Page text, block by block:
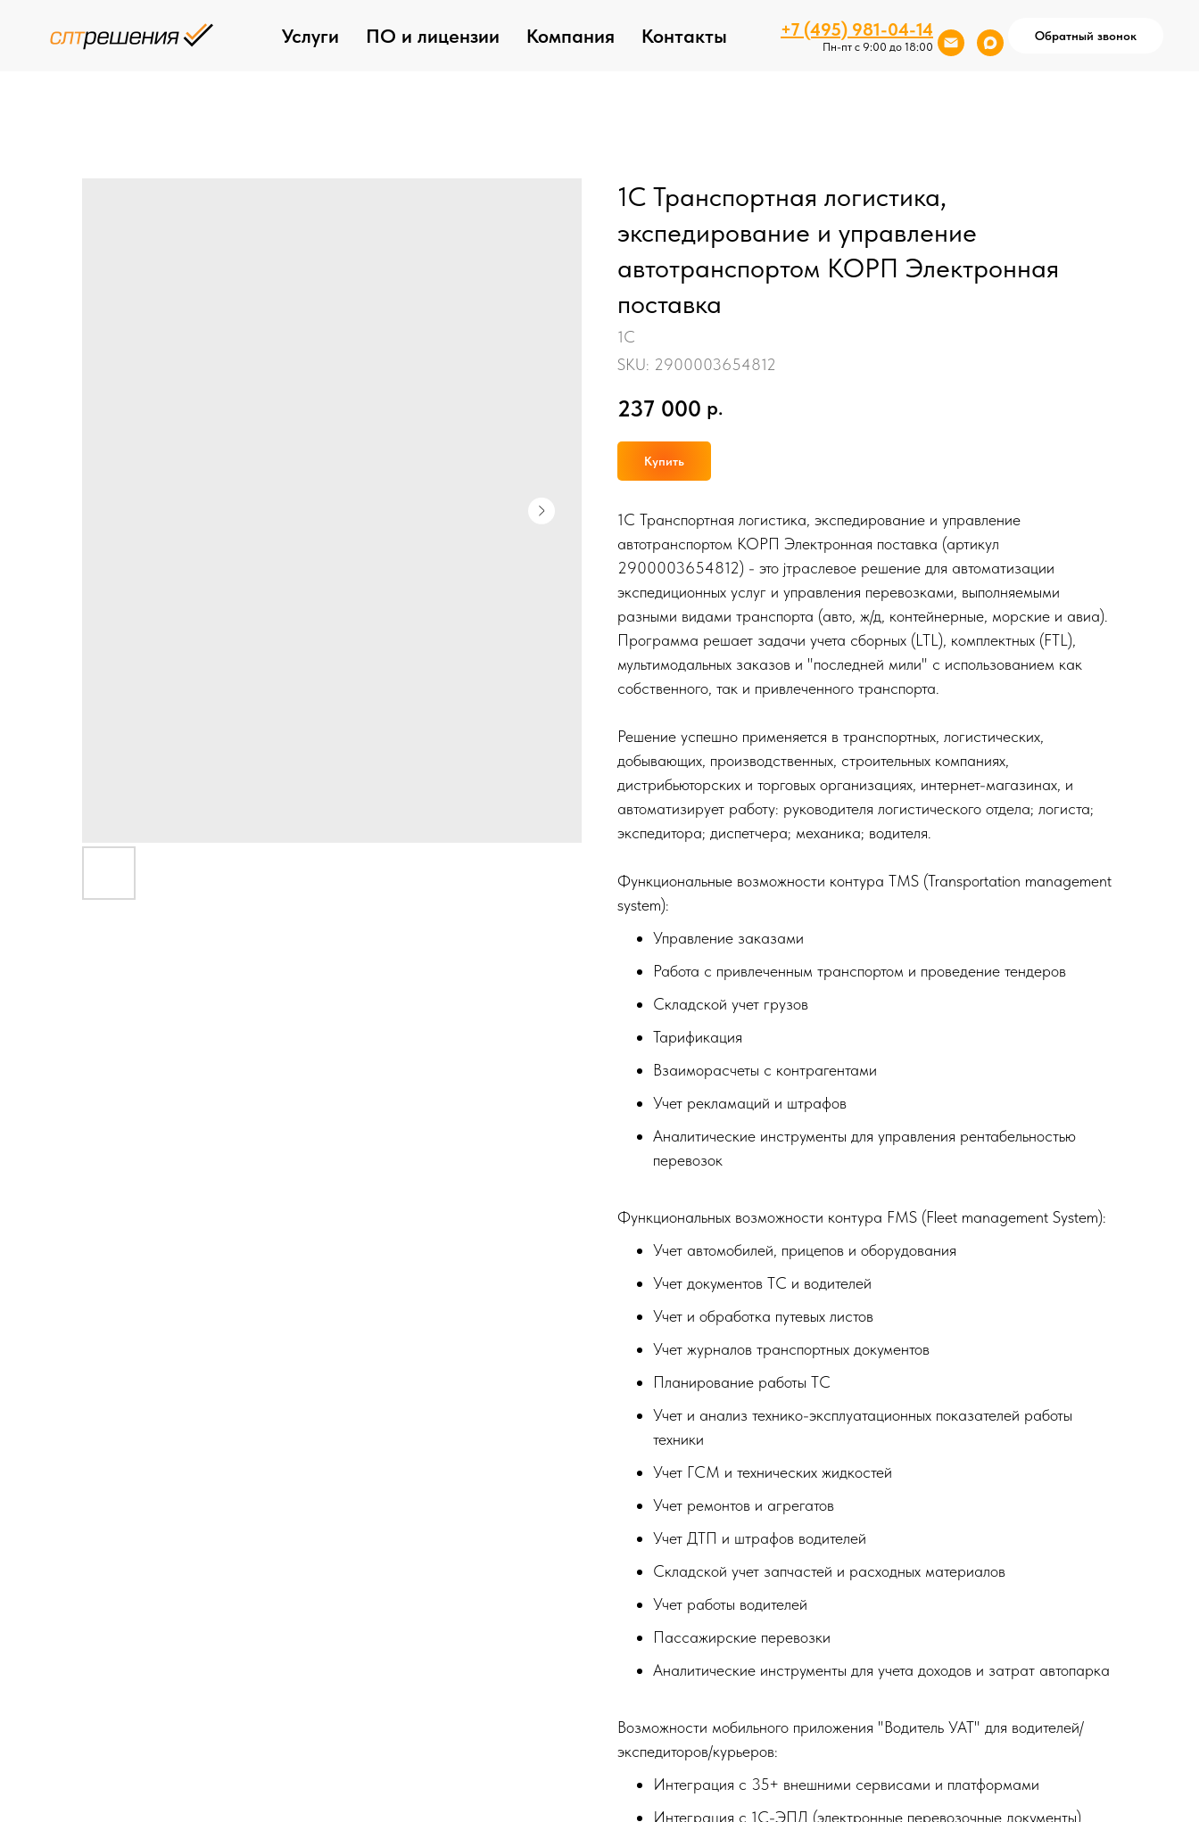
Услуги ПО и лицензии Компания Контакты +7 (495) 981-04-14
Пн-пт с 9:00 до 18:00
Обратный звонок
1С Транспортная логистика,
экспедирование и управление
автотранспортом КОРП Электронная
поставка
1С
SKU: 2900003654812
237 000 р.
Купить
1С Транспортная логистика, экспедирование и управление
автотранспортом КОРП Электронная поставка (артикул
2900003654812) - это jтраслевое решение для автоматизации
экспедиционных услуг и управления перевозками, выполняемыми
разными видами транспорта (авто, ж/д, контейнерные, морские и авиа).
Программа решает задачи учета сборных (LTL), комплектных (FTL),
мультимодальных заказов и "последней мили" с использованием как
собственного, так и привлеченного транспорта.
Решение успешно применяется в транспортных, логистических,
добывающих, производственных, строительных компаниях,
дистрибьюторских и торговых организациях, интернет-магазинах, и
автоматизирует работу: руководителя логистического отдела; логиста;
экспедитора; диспетчера; механика; водителя.
Функциональные возможности контура TMS (Transportation management
system):
Управление заказами
Работа с привлеченным транспортом и проведение тендеров
Складской учет грузов
Тарификация
Взаиморасчеты с контрагентами
Учет рекламаций и штрафов
Аналитические инструменты для управления рентабельностью
перевозок
Функциональных возможности контура FMS (Fleet management System):
Учет автомобилей, прицепов и оборудования
Учет документов ТС и водителей
Учет и обработка путевых листов
Учет журналов транспортных документов
Планирование работы ТС
Учет и анализ технико-эксплуатационных показателей работы
техники
Учет ГСМ и технических жидкостей
Учет ремонтов и агрегатов
Учет ДТП и штрафов водителей
Складской учет запчастей и расходных материалов
Учет работы водителей
Пассажирские перевозки
Аналитические инструменты для учета доходов и затрат автопарка
Возможности мобильного приложения "Водитель УАТ" для водителей/
экспедиторов/курьеров:
Интеграция с 35+ внешними сервисами и платформами
Интеграция с 1С-ЭПД (электронные перевозочные документы)